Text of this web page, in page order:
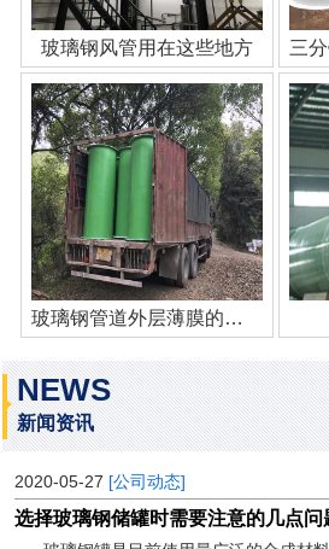
玻璃钢风管用在这些地方
玻璃钢管道外层薄膜的作用
NEWS
新闻资讯
2020-05-27 [公司动态]
选择玻璃钢储罐时需要注意的几点问